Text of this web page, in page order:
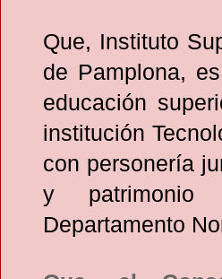
Que, Instituto
de Pamplona,
educación
institución
con personería
y patrimonio
Departamento